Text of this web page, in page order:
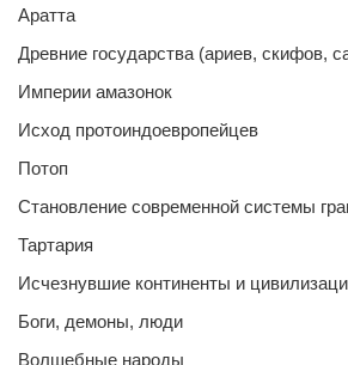
Аратта
Древние государства (ариев, скифов,
Империи амазонок
Исход протоиндоевропейцев
Потоп
Становление современной системы
Тартария
Исчезнувшие континенты и
Боги, демоны, люди
Волшебные народы